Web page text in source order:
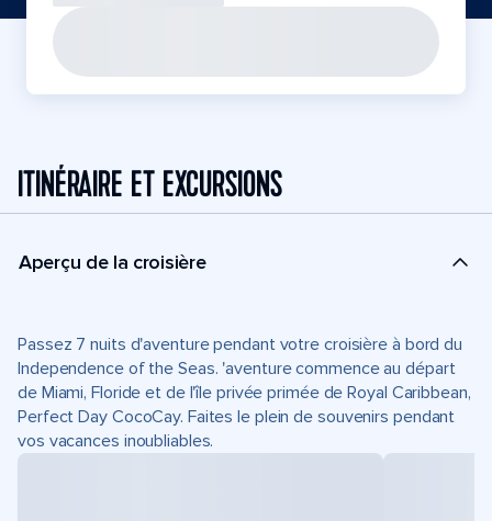
ITINÉRAIRE ET EXCURSIONS
Aperçu de la croisière
Passez 7 nuits d'aventure pendant votre croisière à bord du
Independence of the Seas. 'aventure commence au départ
de Miami, Floride et de l'île privée primée de Royal Caribbean,
Perfect Day CocoCay. Faites le plein de souvenirs pendant
vos vacances inoubliables.